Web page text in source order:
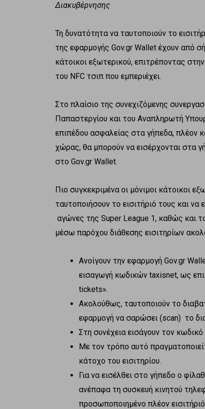
Διακυβέρνησης
Τη δυνατότητα να ταυτοποιούν το
της εφαρμογής Gov.gr Wallet έχουν από
κάτοικοι εξωτερικού, επιτρέποντας
του NFC τσιπ που εμπεριέχει.
Στο πλαίσιο της συνεχιζόμενης
Παπαστεργίου και του Αναπληρωτή
επιπέδου ασφαλείας στα γήπεδα, πλέον
χώρας, θα μπορούν να εισέρχονται στα
στο Gov.gr Wallet.
Πιο συγκεκριμένα οι μόνιμοι κάτοικοι
ταυτοποιήσουν το εισιτήριό τους και
αγώνες της Super League 1, καθώς και
μέσω παρόχου διάθεσης εισιτηρίων
Ανοίγουν την εφαρμογή Gov.gr
εισαγωγή κωδικών taxisnet, ως
tickets».
Ακολούθως, ταυτοποιούν το
εφαρμογή να σαρώσει (scan) το
Στη συνέχεια εισάγουν τον
Με τον τρόπο αυτό
κάτοχο του εισιτηρίου.
Για να εισέλθει στο γήπεδο ο
ανέπαφα τη συσκευή κινητού
προσωποποιημένο πλέον